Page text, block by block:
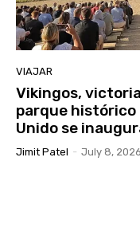
VIAJAR
Vikingos,
parque histórico
Unido se
Jimit Patel - July 8, 2026